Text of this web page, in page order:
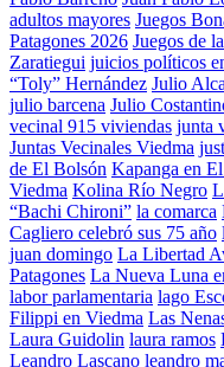
adultos mayores Juegos
Patagones 2026 Juegos de
Zaratiegui juicios políticos
“Toly” Hernández Julio
julio barcena Julio
vecinal 915 viviendas junta
Juntas Vecinales Viedma
de El Bolsón Kapanga en
Viedma Kolina Río Negro
“Bachi Chironi” la comarca
Cagliero celebró sus 75 año
juan domingo La Libertad
Patagones La Nueva Luna
labor parlamentaria lago
Filippi en Viedma Las
Laura Guidolin laura ramos
Leandro Lascano leandro